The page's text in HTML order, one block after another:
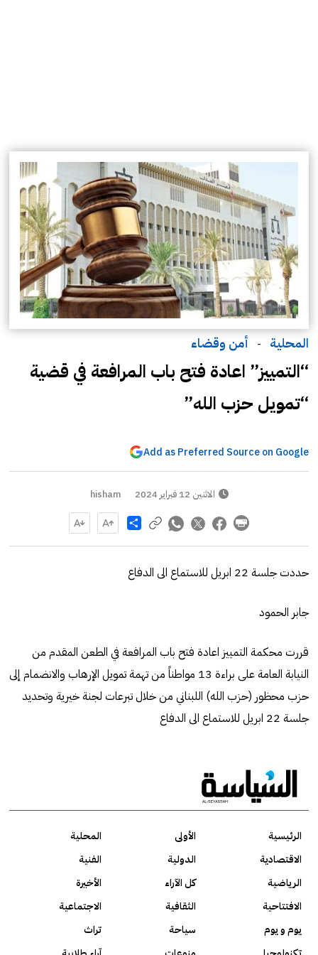
المحلية - أمن وقضاء
“التمييز” اعادة فتح باب المرافعة في قضية
“تمويل حزب الله”
Add as Preferred Source on Google
الاثنين 12 فبراير 2024 hisham
Share
حددت جلسة 22 ابريل للاستماع الى الدفاع
جابر الحمود
قررت محكمة التمييز اعادة فتح باب المرافعة في الطعن المقدم من
النيابة العامة على براءة 13 مواطناً من تهمة تمويل الإرهاب والانضمام إلى
حزب محظور (حزب الله) اللبناني من خلال تبرعات لجنة خيرية وتحديد
جلسة 22 ابريل للاستماع الى الدفاع
الرئيسية الأولى
المحلية
الاقتصادية
الدولية
الفنية
الرياضية
كل الآراء
الأخيرة
الافتتاحية
الثقافية
الاجتماعية
يوم و يوم
سياحة
تراث